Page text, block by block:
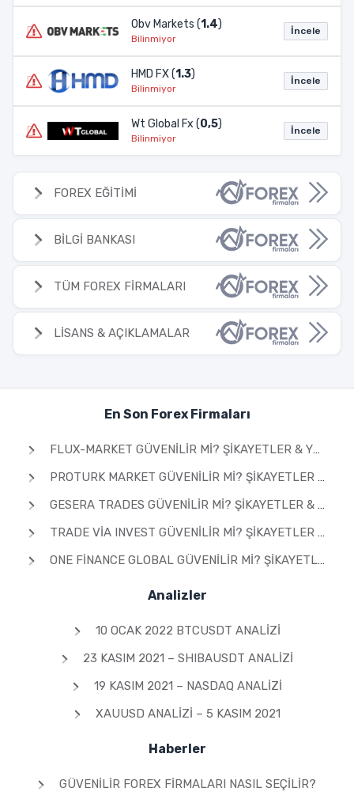
Obv Markets (1.4)
Bilinmiyor
İncele
HMD FX (1.3)
Bilinmiyor
İncele
Wt Global Fx (0,5)
Bilinmiyor
İncele
FOREX EĞİTİMİ
BİLGİ BANKASI
TÜM FOREX FİRMALARI
LİSANS & AÇIKLAMALAR
En Son Forex Firmaları
FLUX-MARKET GÜVENILIR MI? ŞIKAYETLER & YORUMLAR 2026
PROTURK MARKET GÜVENILIR MI? ŞIKAYETLER & YORUMLAR 2026
GESERA TRADES GÜVENILIR MI? ŞIKAYETLER & YORUMLAR 2026
TRADE VIA INVEST GÜVENILIR MI? ŞIKAYETLER & YORUMLAR 2026
ONE FINANCE GLOBAL GÜVENILIR MI? ŞIKAYETLER & YORUMLAR 2026
Analizler
10 OCAK 2022 BTCUSDT ANALIZI
23 KASIM 2021 – SHIBAUSDT ANALIZI
19 KASIM 2021 – NASDAQ ANALIZI
XAUUSD ANALIZI – 5 KASIM 2021
Haberler
GÜVENILIR FOREX FIRMALARI NASIL SEÇILIR?